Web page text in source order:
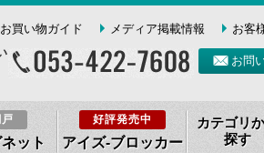
お買い物ガイド メディア掲載情報
お客
お問
ット
好評発売中
アイズ-ブロッカー
カテゴリ
探す